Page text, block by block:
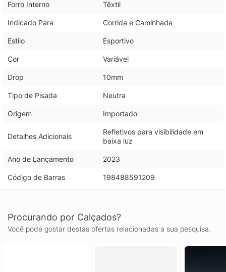
Forro Interno Têxtil
Indicado Para Corrida e Caminhada
Estilo Esportivo
Cor Variável
Drop 10mm
Tipo de Pisada Neutra
Origem Importado
Detalhes Adicionais
Refletivos para visibilidade em
baixa luz
Ano de Lançamento 2023
Código de Barras 198488591209
Procurando por Calçados?
Você pode gostar destas ofertas relacionadas a sua pesquisa.